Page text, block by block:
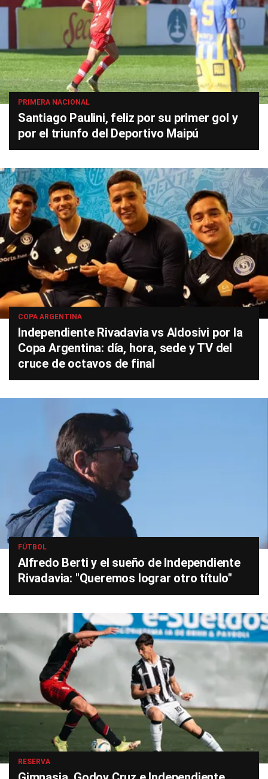
PRIMERA NACIONAL
Santiago Paulini, feliz por su primer gol y
por el triunfo del Deportivo Maipú
COPA ARGENTINA
Independiente Rivadavia vs Aldosivi por la
Copa Argentina: día, hora, sede y TV del
cruce de octavos de final
FÚTBOL
Alfredo Berti y el sueño de Independiente
Rivadavia: "Queremos lograr otro título"
RESERVA